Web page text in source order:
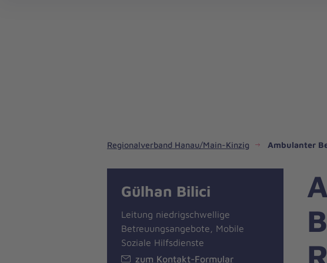
Regionalverband Hanau/Main-Kinzig Ambulanter
Gülhan Bilici
Leitung niedrigschwellige
Betreuungsangebote, Mobile
Soziale Hilfsdienste
zum Kontakt-Formular